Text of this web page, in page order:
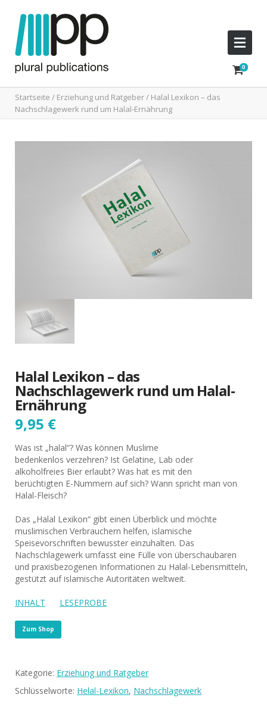
Startseite / Erziehung und Ratgeber/ Halal Lexikon – das
Nachschlagewerk rund um Halal-Ernährung
Halal Lexikon – das
Nachschlagewerk rund um Halal-
Ernährung
9,95 €
Was ist „halal“? Was können Muslime
bedenkenlos verzehren? Ist Gelatine, Lab oder
alkoholfreies Bier erlaubt? Was hat es mit den
berüchtigten E-Nummern auf sich? Wann spricht man von
Halal-Fleisch?
Das „Halal Lexikon“ gibt einen Überblick und möchte
muslimischen Verbrauchern helfen, islamische
Speisevorschriften bewusster einzuhalten. Das
Nachschlagewerk umfasst eine Fülle von überschaubaren
und praxisbezogenen Informationen zu Halal-Lebensmitteln,
gestützt auf islamische Autoritäten weltweit.
INHALT LESEPROBE
Zum Shop
Kategorie: Erziehung und Ratgeber
Schlüsselworte: Helal-Lexikon, Nachschlagewerk